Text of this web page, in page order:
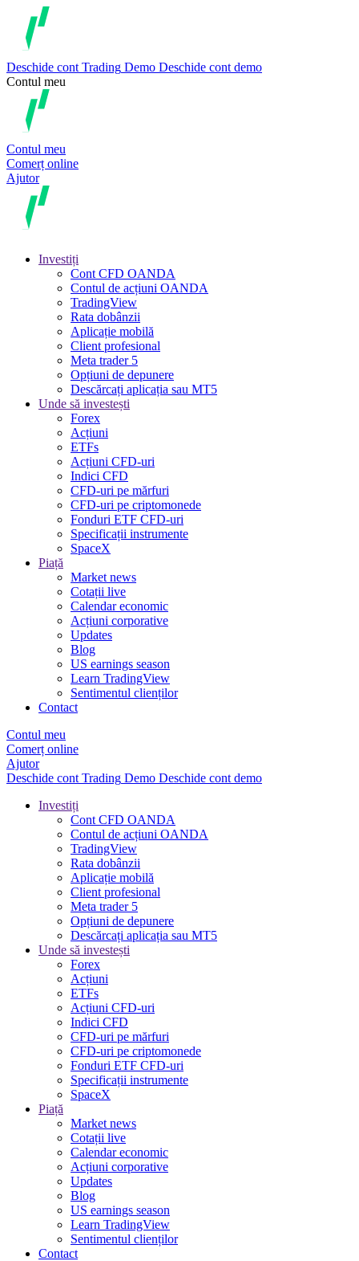
Deschide cont Trading Demo Deschide cont demo
Contul meu
Contul meu
Comerț online
Ajutor
Investiți
Cont CFD OANDA
Contul de acțiuni OANDA
TradingView
Rata dobânzii
Aplicație mobilă
Client profesional
Meta trader 5
Opțiuni de depunere
Descărcați aplicația sau MT5
Unde să investești
Forex
Acțiuni
ETFs
Acțiuni CFD-uri
Indici CFD
CFD-uri pe mărfuri
CFD-uri pe criptomonede
Fonduri ETF CFD-uri
Specificații instrumente
SpaceX
Piață
Market news
Cotații live
Calendar economic
Acțiuni corporative
Updates
Blog
US earnings season
Learn TradingView
Sentimentul clienților
Contact
Contul meu
Comerț online
Ajutor
Deschide cont Trading Demo Deschide cont demo
Investiți
Cont CFD OANDA
Contul de acțiuni OANDA
TradingView
Rata dobânzii
Aplicație mobilă
Client profesional
Meta trader 5
Opțiuni de depunere
Descărcați aplicația sau MT5
Unde să investești
Forex
Acțiuni
ETFs
Acțiuni CFD-uri
Indici CFD
CFD-uri pe mărfuri
CFD-uri pe criptomonede
Fonduri ETF CFD-uri
Specificații instrumente
SpaceX
Piață
Market news
Cotații live
Calendar economic
Acțiuni corporative
Updates
Blog
US earnings season
Learn TradingView
Sentimentul clienților
Contact